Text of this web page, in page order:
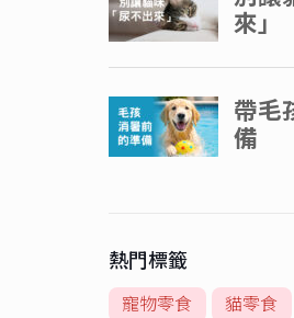
熱門標籤
寵物零食 貓零食